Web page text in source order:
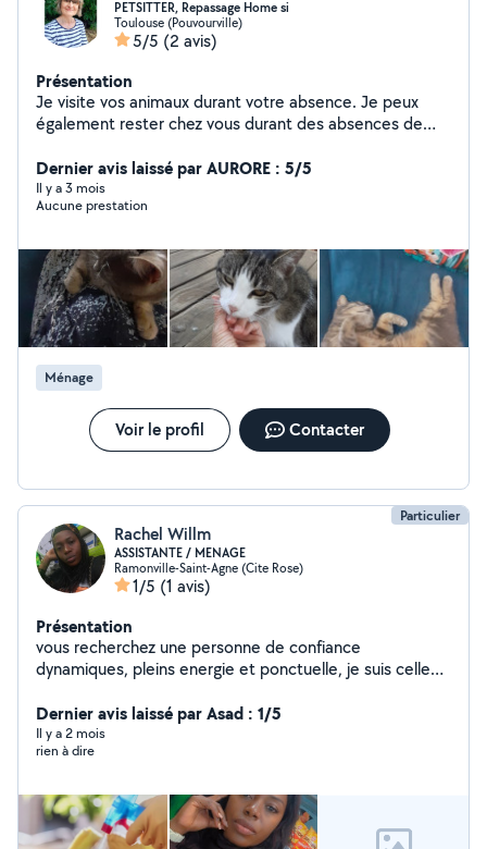
PETSITTER, Repassage Home si
Toulouse (Pouvourville)
5/5 (2 avis)
Présentation
Je visite vos animaux durant votre absence. Je peux
également rester chez vous durant des absences de
domaine. Je m occupe de vérifier leur nourriture, l eau,
changer la litière, les promener si besoin. Doses de
caresses et câlins assurés. J'ai un très bon feeling avec
vacances.... Je me propose également pour faire du
repassage à votre domicile, garder vos enfants en
babysitting quelques heures par semaine . Discrétion et
honnêteté. A bientôt. Nicole
Dernier avis laissé par AURORE : 5/5
Il y a 3 mois
Aucune prestation
Ménage
Voir le profil Contacter
Particulier
Rachel Willm
ASSISTANTE / MENAGE
Ramonville-Saint-Agne (Cite Rose)
1/5 (1 avis)
Présentation
vous recherchez une personne de confiance
dynamiques, pleins energie et ponctuelle, je suis celle
particuliers
Dernier avis laissé par Asad : 1/5
Il y a 2 mois
rien à dire